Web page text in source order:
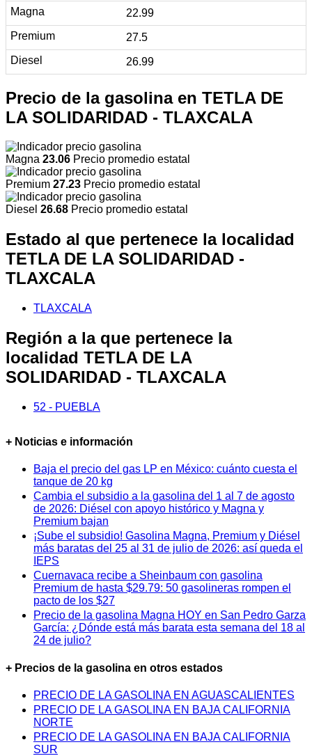
22.99
27.5
26.99
Precio de la gasolina en TETLA DE
LA SOLIDARIDAD - TLAXCALA
Magna 23.06 Precio promedio estatal
Premium 27.23 Precio promedio estatal
Diesel 26.68 Precio promedio estatal
Estado al que pertenece la localidad
TETLA DE LA SOLIDARIDAD -
TLAXCALA
TLAXCALA
Región a la que pertenece la
localidad TETLA DE LA
SOLIDARIDAD - TLAXCALA
52 - PUEBLA
+ Noticias e información
Baja el precio del gas LP en México: cuánto cuesta el
tanque de 20 kg
Cambia el subsidio a la gasolina del 1 al 7 de agosto
de 2026: Diésel con apoyo histórico y Magna y
Premium bajan
¡Sube el subsidio! Gasolina Magna, Premium y Diésel
más baratas del 25 al 31 de julio de 2026: así queda el
IEPS
Cuernavaca recibe a Sheinbaum con gasolina
Premium de hasta $29.79: 50 gasolineras rompen el
pacto de los $27
Precio de la gasolina Magna HOY en San Pedro Garza
García: ¿Dónde está más barata esta semana del 18 al
24 de julio?
+ Precios de la gasolina en otros estados
PRECIO DE LA GASOLINA EN AGUASCALIENTES
PRECIO DE LA GASOLINA EN BAJA CALIFORNIA
NORTE
PRECIO DE LA GASOLINA EN BAJA CALIFORNIA
SUR